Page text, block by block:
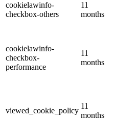
cookielawinfo-
checkbox-others
11
months
cookielawinfo-
checkbox-
performance
11
months
viewed_cookie_policy
11
months